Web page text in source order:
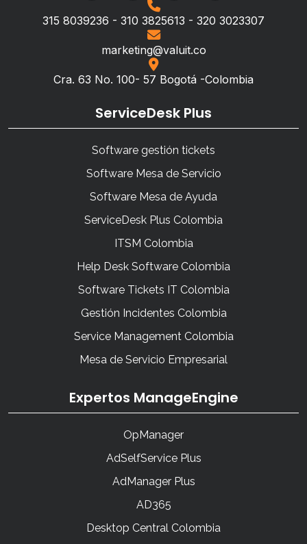
315 8039236 - 310 3825613 - 320 3023307
marketing@valuit.co
Cra. 63 No. 100- 57 Bogotá -Colombia
ServiceDesk Plus
Software gestión tickets
Software Mesa de Servicio
Software Mesa de Ayuda
ServiceDesk Plus Colombia
ITSM Colombia
Help Desk Software Colombia
Software Tickets IT Colombia
Gestión Incidentes Colombia
Service Management Colombia
Mesa de Servicio Empresarial
Expertos ManageEngine
OpManager
AdSelfService Plus
AdManager Plus
AD365
Desktop Central Colombia